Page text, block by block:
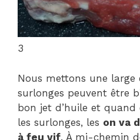
3
Nous mettons une large
surlonges peuvent être
bon jet d’huile et quand
les surlonges, les on va
à feu vif. À mi-chemin